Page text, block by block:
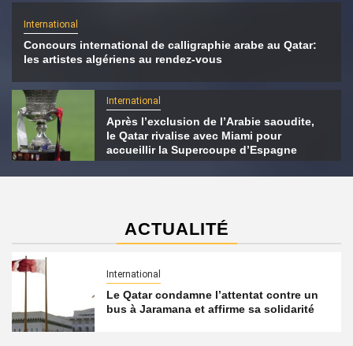
International
Concours international de calligraphie arabe au Qatar:
les artistes algériens au rendez-vous
International
Après l’exclusion de l’Arabie saoudite,
le Qatar rivalise avec Miami pour
accueillir la Supercoupe d’Espagne
ACTUALITÉ
International
Le Qatar condamne l’attentat contre un
bus à Jaramana et affirme sa solidarité